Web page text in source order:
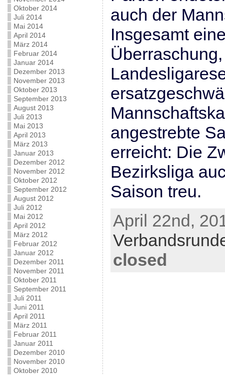
Oktober 2014
Juli 2014
Mai 2014
April 2014
März 2014
Februar 2014
Januar 2014
Dezember 2013
November 2013
Oktober 2013
September 2013
August 2013
Juli 2013
Mai 2013
April 2013
März 2013
Januar 2013
Dezember 2012
November 2012
Oktober 2012
September 2012
August 2012
Juli 2012
Mai 2012
April 2012
März 2012
Februar 2012
Januar 2012
Dezember 2011
November 2011
Oktober 2011
September 2011
Juli 2011
Juni 2011
April 2011
März 2011
Februar 2011
Januar 2011
Dezember 2010
November 2010
Oktober 2010
auch der
Insgesamt
angestrebte
erreicht: Die
Bezirksliga
Saison treu.
April 22nd,
closed